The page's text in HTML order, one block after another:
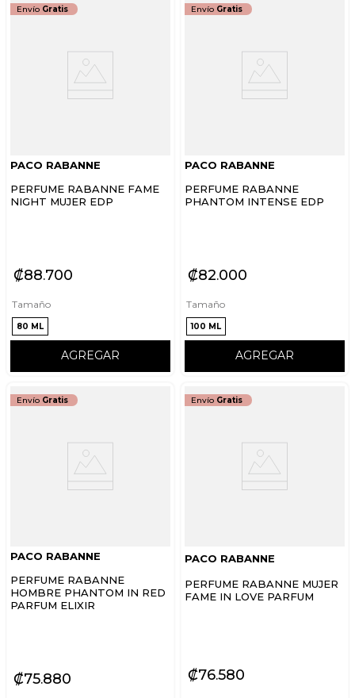
Envío Gratis
PACO RABANNE
PERFUME RABANNE FAME
NIGHT MUJER EDP
₡88 700
Tamaño
80 ML
AGREGAR
Envío Gratis
PACO RABANNE
PERFUME RABANNE
PHANTOM INTENSE EDP
₡82 000
Tamaño
100 ML
AGREGAR
Envío Gratis
PACO RABANNE
PERFUME RABANNE
HOMBRE PHANTOM IN RED
PARFUM ELIXIR
₡75880
Envío Gratis
PACO RABANNE
PERFUME RABANNE MUJER
FAME IN LOVE PARFUM
₡76580